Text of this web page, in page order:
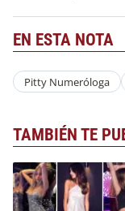
EN ESTA NOTA
Pitty Numeróloga
TAMBIÉN TE